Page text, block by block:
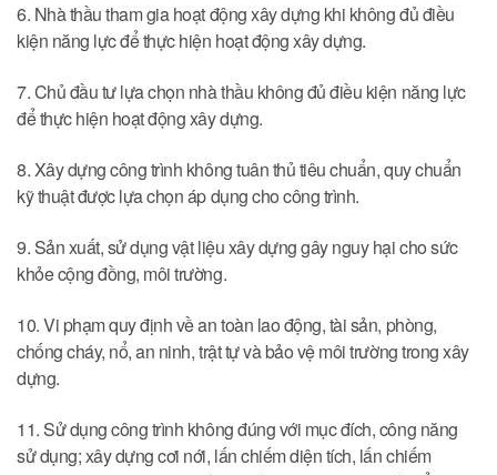
6. Nhà thầu tham gia hoạt động xây dựng khi không đủ điều
kiện năng lực để thực hiện hoạt động xây dựng.
7. Chủ đầu tư lựa chọn nhà thầu không đủ điều kiện năng lực
để thực hiện hoạt động xây dựng.
8. Xây dựng công trình không tuân thủ tiêu chuẩn, quy chuẩn
kỹ thuật được lựa chọn áp dụng cho công trình.
9. Sản xuất, sử dụng vật liệu xây dựng gây nguy hại cho sức
khỏe cộng đồng, môi trường.
10. Vi phạm quy định về an toàn lao động, tài sản, phòng,
chống cháy, nổ, an ninh, trật tự và bảo vệ môi trường trong xây
dựng.
11. Sử dụng công trình không đúng với mục đích, công năng
sử dụng; xây dựng cơi nới, lấn chiếm diện tích, lấn chiếm